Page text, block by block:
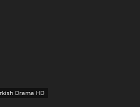
Drama HD